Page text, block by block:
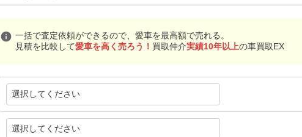
info 一括で査定依頼ができるので、愛車を最高額で売れる。
見積を比較して愛車を高く売ろう！ 買取仲介実績10年以上の車買取EX
選択してください
選択してください